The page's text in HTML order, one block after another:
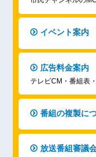
イベント案内
広告料金案内
テレビCM・番組表
番組の複製に
放送番組審議